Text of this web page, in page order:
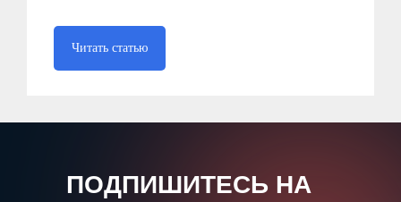
Читать статью
ПОДПИШИТЕСЬ НА
icontext
CPAExchange
Компании